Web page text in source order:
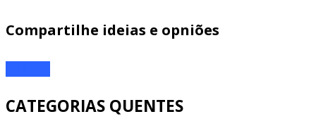
Compartilhe ideias e opniões
CATEGORIAS QUENTES